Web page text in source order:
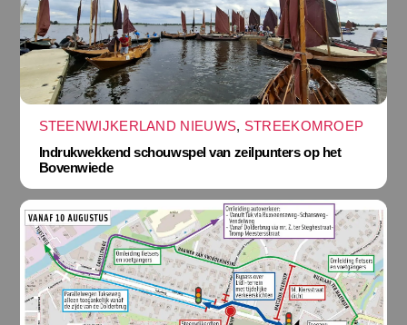
STEENWIJKERLAND NIEUWS, STREEKOMROEP
Indrukwekkend schouwspel van zeilpunters op het
Bovenwiede